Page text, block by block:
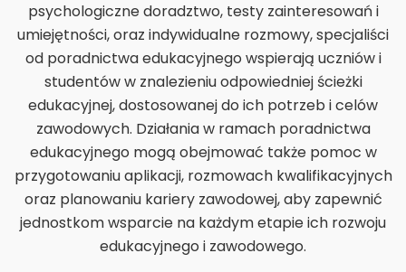
psychologiczne doradztwo, testy zainteresowań i
umiejętności, oraz indywidualne rozmowy, specjaliści
od poradnictwa edukacyjnego wspierają uczniów i
studentów w znalezieniu odpowiedniej ścieżki
edukacyjnej, dostosowanej do ich potrzeb i celów
zawodowych. Działania w ramach poradnictwa
edukacyjnego mogą obejmować także pomoc w
przygotowaniu aplikacji, rozmowach kwalifikacyjnych
oraz planowaniu kariery zawodowej, aby zapewnić
jednostkom wsparcie na każdym etapie ich rozwoju
edukacyjnego i zawodowego.